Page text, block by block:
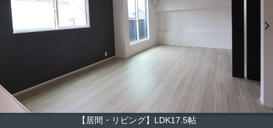
【居間・リビング】LDK17.5帖